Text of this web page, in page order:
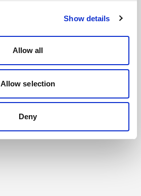
Show details
Allow all
Allow selection
Deny